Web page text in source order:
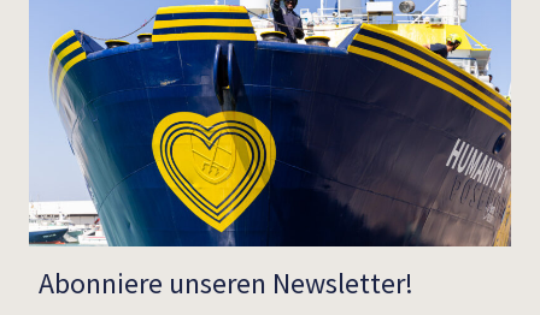
Abonniere unseren Newsletter!